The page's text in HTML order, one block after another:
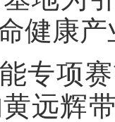
健康产
专项
远辉